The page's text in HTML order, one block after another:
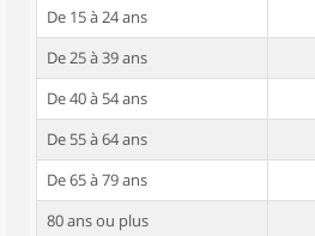
De 15 à 24 ans
De 25 à 39 ans
De 40 à 54 ans
De 55 à 64 ans
De 65 à 79 ans
80 ans ou plus